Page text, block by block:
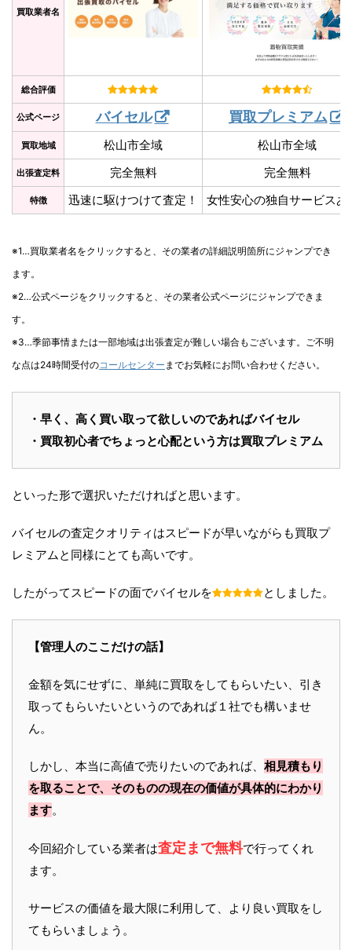
買取業者名
総合評価
公式ページ バイセル 買取プレミアム
買取地域 松山市全域 松山市全域
出張査定料 完全無料 完全無料
特徴 迅速に駆けつけて査定！ 女性安心の独自サービスあ
※1…買取業者名をクリックすると、その業者の詳細説明箇所にジャンプでき
ます。
※2…公式ページをクリックすると、その業者公式ページにジャンプできま
す。
※3…季節事情または一部地域は出張査定が難しい場合もございます。ご不明
な点は24時間受付のコールセンター までお気軽にお問い合わせください。
・早く、高く買い取って欲しいのであればバイセル
・買取初心者でちょっと心配という方は買取プレミアム
といった形で選択いただければと思います。
バイセルの査定クオリティはスピードが早いながらも買取プ
レミアムと同様にとても高いです。
したがってスピードの面でバイセルを としました。
【管理人のここだけの話】
金額を気にせずに、単純に買取をしてもらいたい、引き
取ってもらいたいというのであれば１社でも構いませ
ん。
しかし、本当に高値で売りたいのであれば、 相見積もり
を取ることで、そのものの現在の価値が具体的にわかり
ます。
今回紹介している業者は査定まで無料で行ってくれ
ます。
サービスの価値を最大限に利用して、より良い買取をし
てもらいましょう。